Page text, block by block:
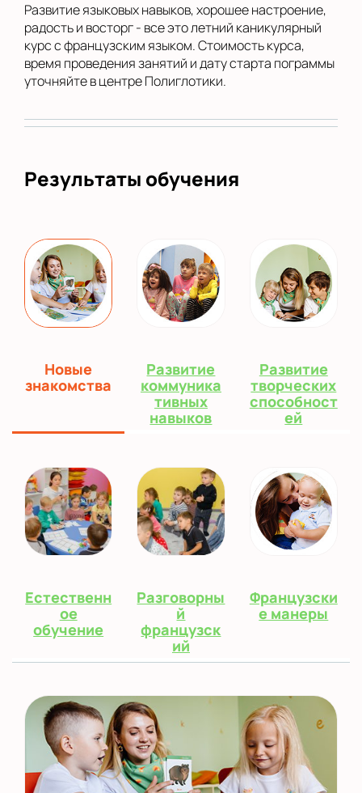
Развитие языковых навыков, хорошее настроение,
радость и восторг - все это летний каникулярный
курс с французским языком. Стоимость курса,
время проведения занятий и дату старта пограммы
уточняйте в центре Полиглотики.
Результаты обучения
Новые
знакомства
Развитие
коммуника
тивных
навыков
Развитие
творческих
способност
ей
Естественн
ое
обучение
Разговорны
й
французск
ий
Французски
е манеры